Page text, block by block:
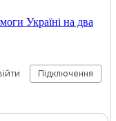
Україні на два